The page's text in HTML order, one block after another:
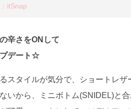
itSnap
辛さをONして
デート☆
スタイルが気分で、ショートレ
いから、ミニボトム(SNIDEL)と